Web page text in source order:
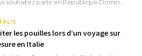
les pouilles lors d’un voyage sur
en Italie